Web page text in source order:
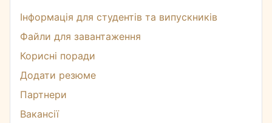
Інформація для студентів та випускників
Файли для завантаження
Корисні поради
Додати резюме
Партнери
Вакансії